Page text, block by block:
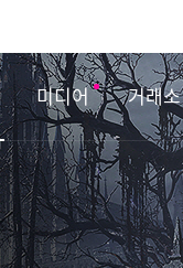
미디어 거래소